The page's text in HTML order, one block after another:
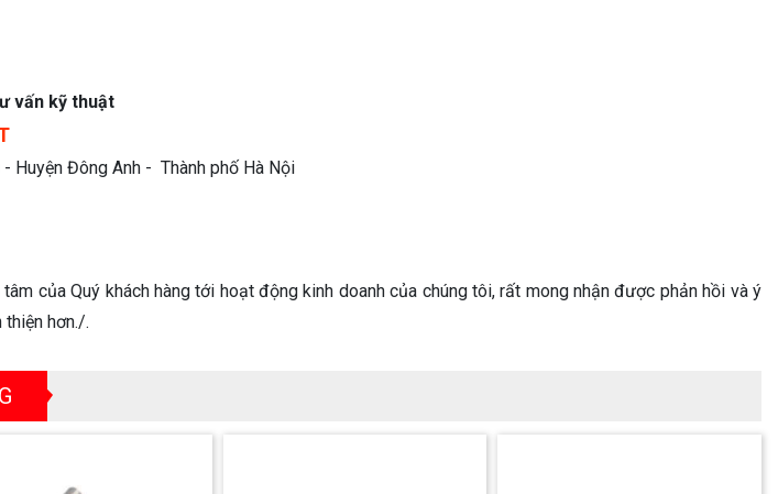
vấn kỹ thuật
Huyện Đông Anh - Thành phố Hà Nội
của Quý khách hàng tới hoạt động kinh doanh của chúng tôi, rất mong nhận được phản hồi và ý
hơn./.